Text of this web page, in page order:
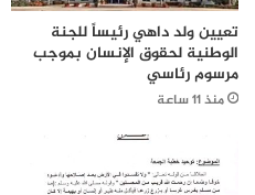
تعيين ولد داهي رئيساً للجنة
الوطنية لحقوق الإنسان بموجب
مرسوم رئاسي
منذ 11 ساعة